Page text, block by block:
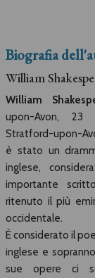
Biografia
William
William
upon-Avon,
Stratford-upon-
è stato un
inglese,
importante
ritenuto il più
occidentale.
È considerato il
inglese e
sue opere ci